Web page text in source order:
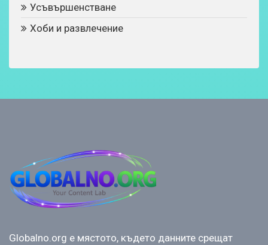
Усъвършенстване
Хоби и развлечение
Globalno.org е мястото, където данните срещат